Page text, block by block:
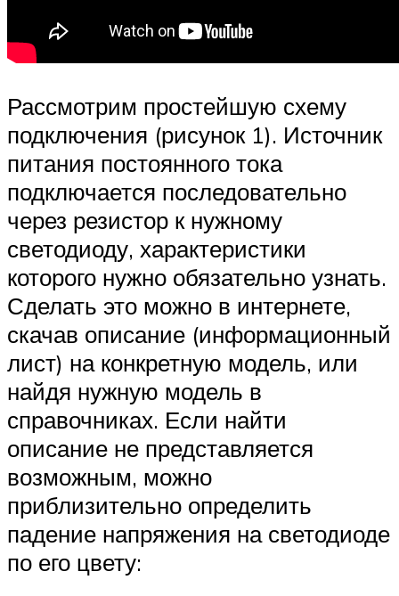
Рассмотрим простейшую схему
подключения (рисунок 1). Источник
питания постоянного тока
подключается последовательно
через резистор к нужному
светодиоду, характеристики
которого нужно обязательно узнать.
Сделать это можно в интернете,
скачав описание (информационный
лист) на конкретную модель, или
найдя нужную модель в
справочниках. Если найти
описание не представляется
возможным, можно
приблизительно определить
падение напряжения на светодиоде
по его цвету: